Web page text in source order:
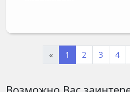
« 1 2 3 4